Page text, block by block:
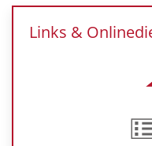
Links &